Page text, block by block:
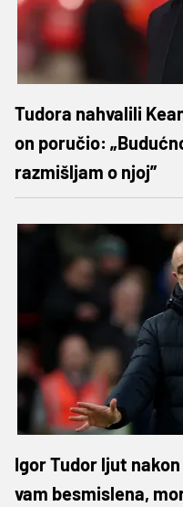
Tudora nahvalili
on poručio:
razmišljam o njoj”
Igor Tudor ljut
vam besmislena,